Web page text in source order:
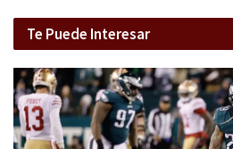
Te Puede Interesar